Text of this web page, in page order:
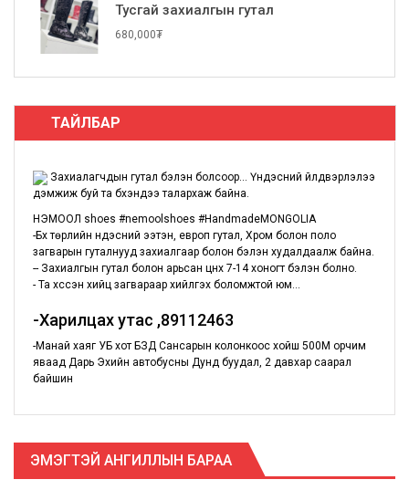
Тусгай захиалгын гутал
680,000₮
ТАЙЛБАР
Захиалагчдын гутал бэлэн болсоор... Үндэсний үйлдвэрлэлээ
дэмжиж буй та бүхэндээ талархаж байна.
НЭМООЛ shoes #nemoolshoes #HandmadeMONGOLIA
-Бүх төрлийн үндэсний ээтэн, европ гутал, Хром болон поло
загварын гуталнууд захиалгаар болон бэлэн худалдаалж байна.
-- Захиалгын гутал болон арьсан цүнх 7-14 хоногт бэлэн болно.
- Та хүссэн хийц загвараар хийлгэх боломжтой юм...
-Харилцах утас ,89112463
-Манай хаяг УБ хот БЗД Сансарын колонкоос хойш 500М орчим
яваад Дарь Эхийн автобусны Дунд буудал, 2 давхар саарал
байшин
ЭМЭГТЭЙ АНГИЛЛЫН БАРАА